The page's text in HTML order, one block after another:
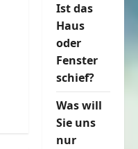
Ist das
Haus
oder
Fenster
schief?
Was will
Sie uns
nur